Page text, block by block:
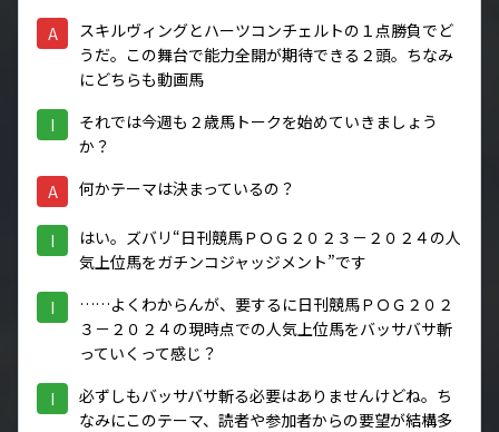
A
スキルヴィングとハーツコンチェルトの１点勝負でど
うだ。この舞台で能力全開が期待できる２頭。ちなみ
にどちらも動画馬
I
それでは今週も２歳馬トークを始めていきましょう
か？
A 何かテーマは決まっているの？
I
はい。ズバリ“日刊競馬ＰＯＧ２０２３－２０２４の人
気上位馬をガチンコジャッジメント”です
I
……よくわからんが、要するに日刊競馬ＰＯＧ２０２
３－２０２４の現時点での人気上位馬をバッサバサ斬
っていくって感じ？
I
必ずしもバッサバサ斬る必要はありませんけどね。ち
なみにこのテーマ、読者や参加者からの要望が結構多